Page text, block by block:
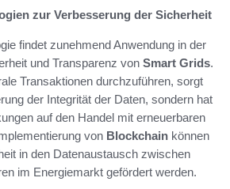
zur Verbesserung der Sicherheit
findet zunehmend Anwendung in der
und Transparenz von Smart Grids.
Transaktionen durchzuführen, sorgt
der Integrität der Daten, sondern hat
auf den Handel mit erneuerbaren
von Blockchain können
in den Datenaustausch zwischen
im Energiemarkt gefördert werden.